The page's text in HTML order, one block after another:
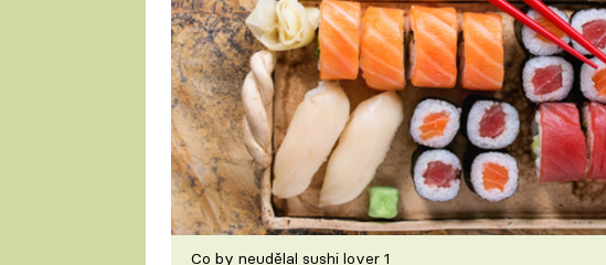
Co by neudělal sushi lover 1